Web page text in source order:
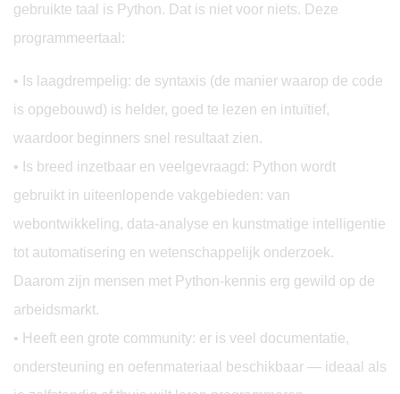
gebruikte taal is Python. Dat is niet voor niets. Deze
programmeertaal:
• Is laagdrempelig: de syntaxis (de manier waarop de code
is opgebouwd) is helder, goed te lezen en intuïtief,
waardoor beginners snel resultaat zien.
• Is breed inzetbaar en veelgevraagd: Python wordt
gebruikt in uiteenlopende vakgebieden: van
webontwikkeling, data-analyse en kunstmatige intelligentie
tot automatisering en wetenschappelijk onderzoek.
Daarom zijn mensen met Python-kennis erg gewild op de
arbeidsmarkt.
• Heeft een grote community: er is veel documentatie,
ondersteuning en oefenmateriaal beschikbaar — ideaal als